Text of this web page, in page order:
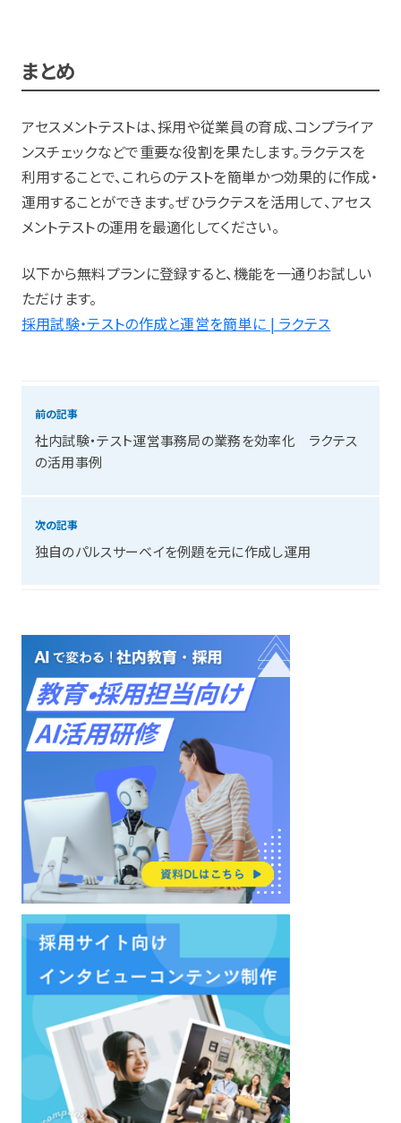
まとめ
アセスメントテストは、採用や従業員の育成、コンプライア
ンスチェックなどで重要な役割を果たします。ラクテスを
利用することで、これらのテストを簡単かつ効果的に作成・
運用することができます。ぜひラクテスを活用して、アセス
メントテストの運用を最適化してください。
以下から無料プランに登録すると、機能を一通りお試しい
ただけます。
採用試験・テストの作成と運営を簡単に | ラクテス
前の記事
社内試験・テスト運営事務局の業務を効率化 ラクテス
の活用事例
次の記事
独自のパルスサーベイを例題を元に作成し運用